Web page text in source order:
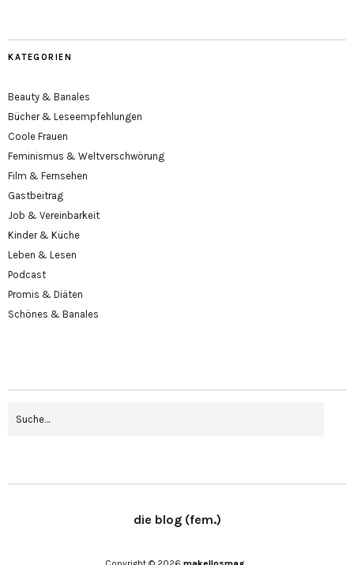
KATEGORIEN
Beauty & Banales
Bücher & Leseempfehlungen
Coole Frauen
Feminismus & Weltverschwörung
Film & Fernsehen
Gastbeitrag
Job & Vereinbarkeit
Kinder & Küche
Leben & Lesen
Podcast
Promis & Diäten
Schönes & Banales
die blog (fem.)